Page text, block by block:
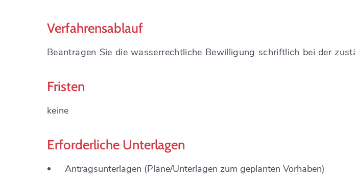
Verfahrensablauf
Beantragen Sie die wasserrechtliche Bewilligung schriftlich bei der
Fristen
keine
Erforderliche Unterlagen
Antragsunterlagen (Pläne/Unterlagen zum geplanten Vorhaben)